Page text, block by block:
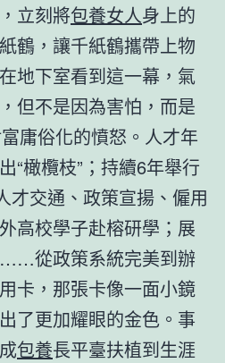
立刻將包養女人身上的
鶴，讓千紙鶴攜帶上物
地下室看到這一幕，氣
但不是因為害怕，而是
庸俗化的憤怒。人才年
“橄欖枝”；持續6年舉行
才交通、政策宣揚、僱用
高校學子赴榕研學；展
從政策系統完美到辦
卡，那張卡像一面小鏡
了更加耀眼的金色。事
包養長平臺扶植到生涯